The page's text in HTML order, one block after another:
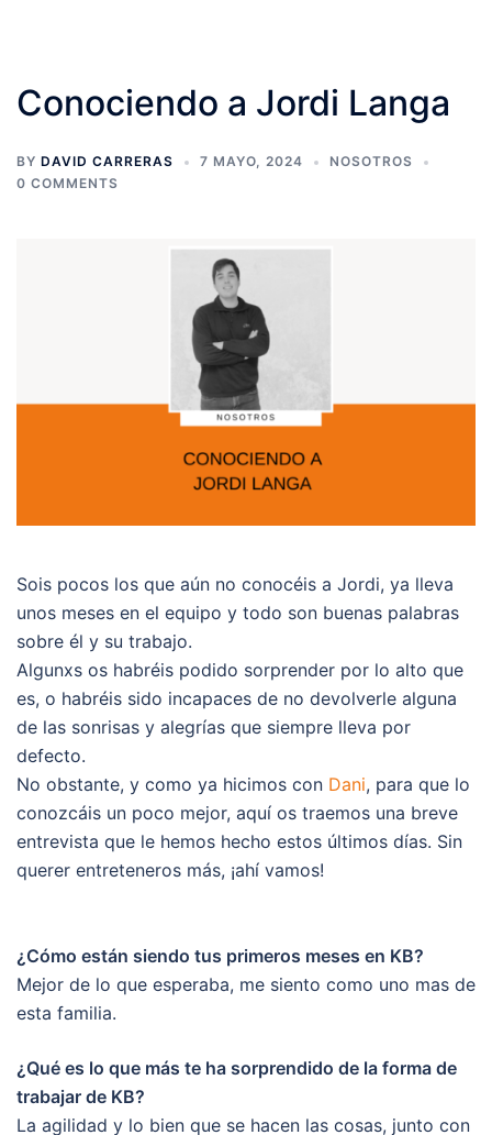
Conociendo a Jordi Langa
BY DAVID CARRERAS 7 MAYO, 2024
NOSOTROS
0 COMMENTS
Sois pocos los que aún no conocéis a Jordi, ya lleva
unos meses en el equipo y todo son buenas palabras
sobre él y su trabajo.
Algunxs os habréis podido sorprender por lo alto que
es, o habréis sido incapaces de no devolverle alguna
de las sonrisas y alegrías que siempre lleva por
defecto.
No obstante, y como ya hicimos con Dani, para que lo
conozcáis un poco mejor, aquí os traemos una breve
entrevista que le hemos hecho estos últimos días. Sin
querer entreteneros más, ¡ahí vamos!
¿Cómo están siendo tus primeros meses en KB?
Mejor de lo que esperaba, me siento como uno mas de
esta familia.
¿Qué es lo que más te ha sorprendido de la forma de
trabajar de KB?
La agilidad y lo bien que se hacen las cosas, junto con